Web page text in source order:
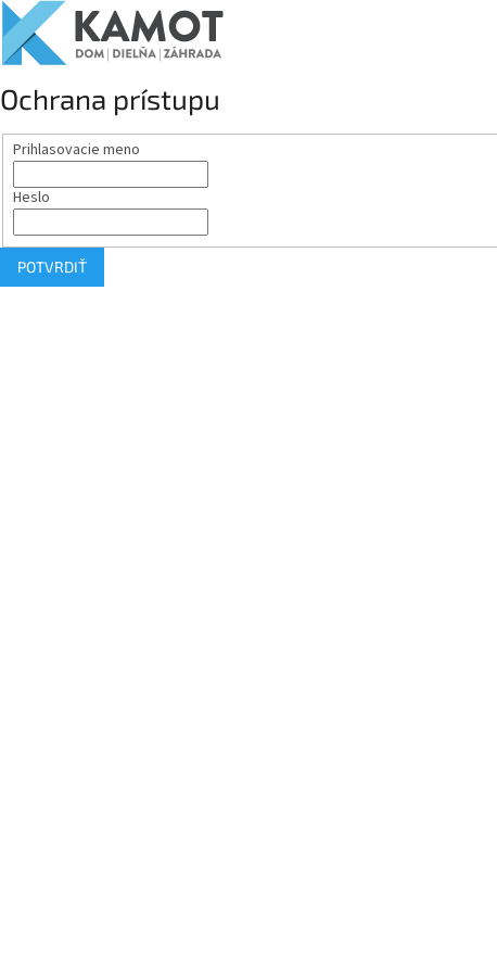
Ochrana prístupu
Prihlasovacie meno
Heslo
POTVRDIŤ